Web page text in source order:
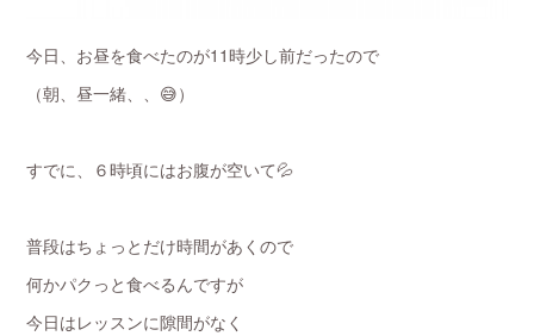
今日、お昼を食べたのが11時少し前だったので
（朝、昼一緒、、😅）
すでに、６時頃にはお腹が空いて💦
普段はちょっとだけ時間があくので
何かパクっと食べるんですが
今日はレッスンに隙間がなく